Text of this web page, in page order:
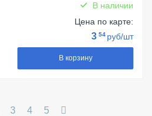
В наличии
Цена по карте:
3 54 руб/шт
В корзину
3 4 5